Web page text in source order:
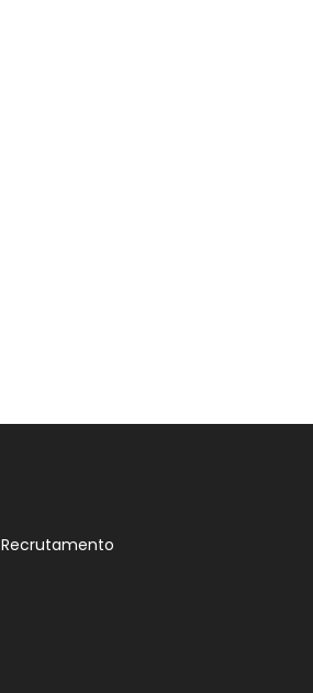
Recrutamento